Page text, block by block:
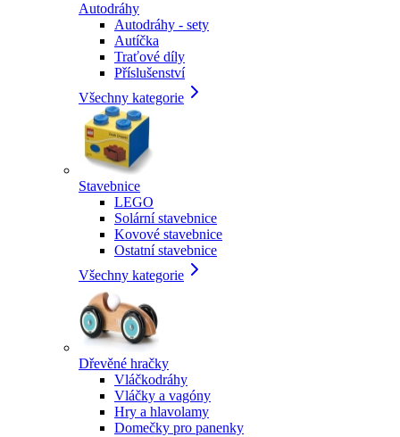
Autodráhy
Autodráhy - sety
Autíčka
Traťové díly
Příslušenství
Všechny kategorie
Stavebnice
LEGO
Solární stavebnice
Kovové stavebnice
Ostatní stavebnice
Všechny kategorie
Dřevěné hračky
Vláčkodráhy
Vláčky a vagóny
Hry a hlavolamy
Domečky pro panenky